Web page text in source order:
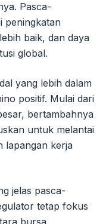
Pasca-
peningkatan
baik, dan daya
global.
yang lebih dalam
positif. Mulai dari
bertambahnya
untuk melantai
lapangan kerja
jelas pasca-
tetap fokus